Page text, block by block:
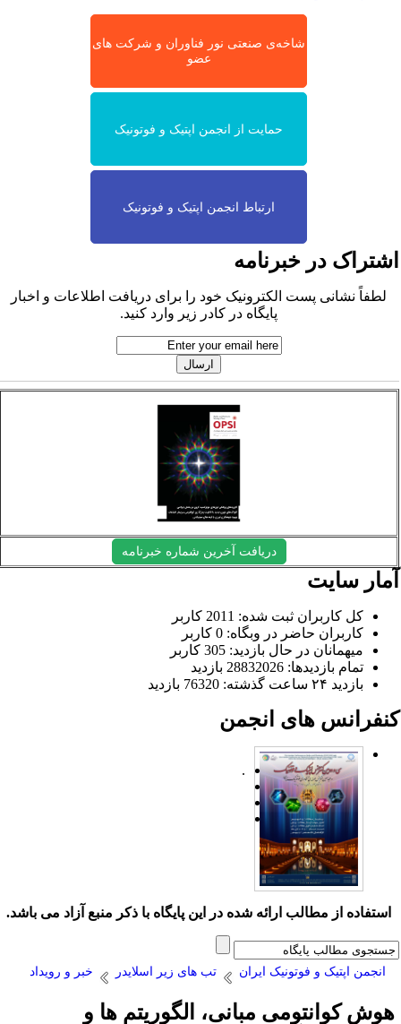
شاخه‌ی صنعتی نور فناوران و شرکت های
عضو
حمایت از انجمن اپتیک و فوتونیک
ارتباط انجمن اپتیک و فوتونیک
در خبرنامه
لطفاً نشانی پست الکترونیک خود را برای دریافت اطلاعات و اخبار
پایگاه در کادر زیر وارد کنید.
دریافت آخرین شماره خبرنامه
سایت
کل کاربران ثبت شده: 2011 کاربر
کاربران حاضر در وبگاه: 0 کاربر
میهمانان در حال بازدید: 305 کاربر
تمام بازدید‌ها: 28832026 بازدید
بازدید ۲۴ ساعت گذشته: 76320 بازدید
های انجمن
.
استفاده از مطالب ارائه شده در این پایگاه با ذکر منبع آزاد می باشد.
انجمن اپتیک و فوتونیک ایران تب های زیر اسلایدر خبر و رویداد
کوانتومی مبانی، الگوریتم ها و